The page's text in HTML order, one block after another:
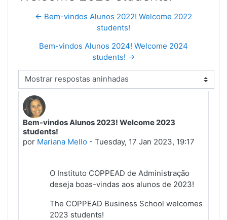
← Bem-vindos Alunos 2022! Welcome 2022
students!
Bem-vindos Alunos 2024! Welcome 2024
students! →
Modo de visualização
Bem-vindos Alunos 2023! Welcome 2023
students!
por Mariana Mello - Tuesday, 17 Jan 2023, 19:17
Number of replies: 0
O Instituto COPPEAD de Administração
deseja boas-vindas aos alunos de 2023!
The COPPEAD Business School welcomes
2023 students!